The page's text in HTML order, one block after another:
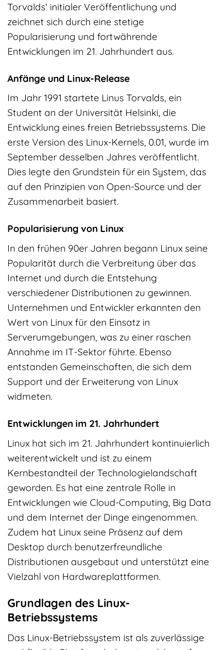
Torvalds‘ initialer Veröffentlichung und
zeichnet sich durch eine stetige
Popularisierung und fortwährende
Entwicklungen im 21. Jahrhundert aus.
Anfänge und Linux-Release
Im Jahr 1991 startete Linus Torvalds, ein
Student an der Universität Helsinki, die
Entwicklung eines freien Betriebssystems. Die
erste Version des Linux-Kernels, 0.01, wurde im
September desselben Jahres veröffentlicht.
Dies legte den Grundstein für ein System, das
auf den Prinzipien von Open-Source und der
Zusammenarbeit basiert.
Popularisierung von Linux
In den frühen 90er Jahren begann Linux seine
Popularität durch die Verbreitung über das
Internet und durch die Entstehung
verschiedener Distributionen zu gewinnen.
Unternehmen und Entwickler erkannten den
Wert von Linux für den Einsatz in
Serverumgebungen, was zu einer raschen
Annahme im IT-Sektor führte. Ebenso
entstanden Gemeinschaften, die sich dem
Support und der Erweiterung von Linux
widmeten.
Entwicklungen im 21. Jahrhundert
Linux hat sich im 21. Jahrhundert kontinuierlich
weiterentwickelt und ist zu einem
Kernbestandteil der Technologielandschaft
geworden. Es hat eine zentrale Rolle in
Entwicklungen wie Cloud-Computing, Big Data
und dem Internet der Dinge eingenommen.
Zudem hat Linux seine Präsenz auf dem
Desktop durch benutzerfreundliche
Distributionen ausgebaut und unterstützt eine
Vielzahl von Hardwareplattformen.
Grundlagen des Linux-
Betriebssystems
Das Linux-Betriebssystem ist als zuverlässige